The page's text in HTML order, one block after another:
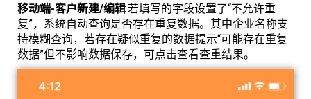
移动端-客户新建/编辑若填写的字段设置了“不允许重
复”，系统自动查询是否存在重复数据。其中企业名称支
持模糊查询，若存在疑似重复的数据提示“可能存在重复
数据”但不影响数据保存，可点击查看查重结果。